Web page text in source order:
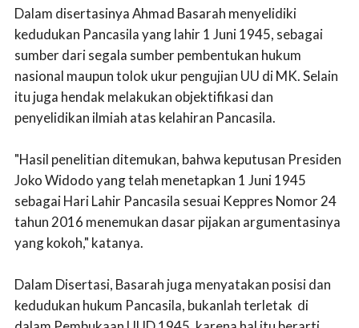
Dalam disertasinya Ahmad Basarah menyelidiki
kedudukan Pancasila yang lahir 1 Juni 1945, sebagai
sumber dari segala sumber pembentukan hukum
nasional maupun tolok ukur pengujian UU di MK. Selain
itu juga hendak melakukan objektifikasi dan
penyelidikan ilmiah atas kelahiran Pancasila.
"Hasil penelitian ditemukan, bahwa keputusan Presiden
Joko Widodo yang telah menetapkan 1 Juni 1945
sebagai Hari Lahir Pancasila sesuai Keppres Nomor 24
tahun 2016 menemukan dasar pijakan argumentasinya
yang kokoh," katanya.
Dalam Disertasi, Basarah juga menyatakan posisi dan
kedudukan hukum Pancasila, bukanlah terletak di